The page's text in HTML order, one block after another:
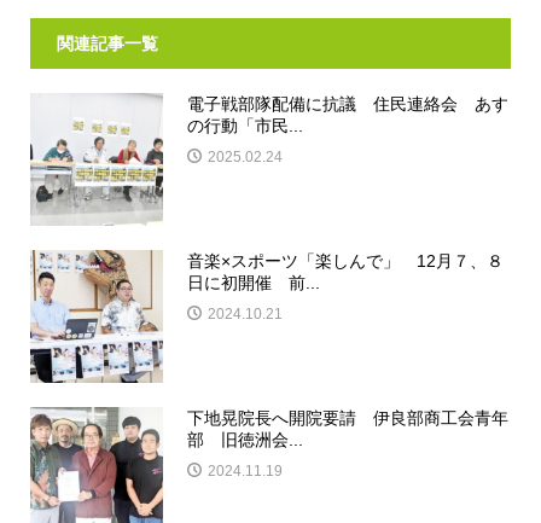
関連記事一覧
電子戦部隊配備に抗議 住民連絡会 あす
の行動「市民...
2025.02.24
音楽×スポーツ「楽しんで」 12月７、８
日に初開催 前...
2024.10.21
下地晃院長へ開院要請 伊良部商工会青年
部 旧徳洲会...
2024.11.19